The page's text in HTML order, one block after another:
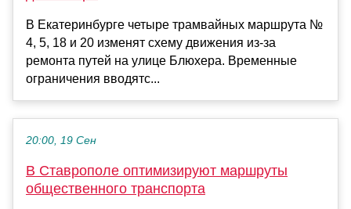
В Екатеринбурге четыре трамвайных маршрута №
4, 5, 18 и 20 изменят схему движения из-за
ремонта путей на улице Блюхера. Временные
ограничения вводятс...
20:00, 19 Сен
В Ставрополе оптимизируют маршруты
общественного транспорта